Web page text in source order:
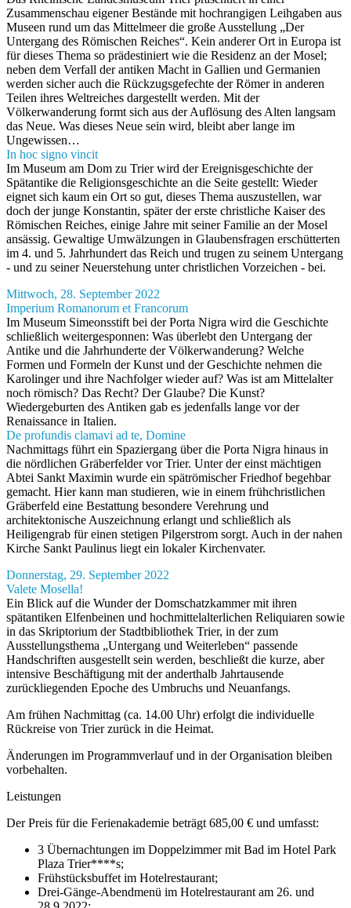
Zusammenschau eigener Bestände mit hochrangigen Leihgaben aus
Museen rund um das Mittelmeer die große Ausstellung „Der
Untergang des Römischen Reiches“. Kein anderer Ort in Europa ist
für dieses Thema so prädestiniert wie die Residenz an der Mosel;
neben dem Verfall der antiken Macht in Gallien und Germanien
werden sicher auch die Rückzugsgefechte der Römer in anderen
Teilen ihres Weltreiches dargestellt werden. Mit der
Völkerwanderung formt sich aus der Auflösung des Alten langsam
das Neue. Was dieses Neue sein wird, bleibt aber lange im
Ungewissen…
In hoc signo vincit
Im Museum am Dom zu Trier wird der Ereignisgeschichte der
Spätantike die Religionsgeschichte an die Seite gestellt: Wieder
eignet sich kaum ein Ort so gut, dieses Thema auszustellen, war
doch der junge Konstantin, später der erste christliche Kaiser des
Römischen Reiches, einige Jahre mit seiner Familie an der Mosel
ansässig. Gewaltige Umwälzungen in Glaubensfragen erschütterten
im 4. und 5. Jahrhundert das Reich und trugen zu seinem Untergang
- und zu seiner Neuerstehung unter christlichen Vorzeichen - bei.
Mittwoch, 28. September 2022
Imperium Romanorum et Francorum
Im Museum Simeonsstift bei der Porta Nigra wird die Geschichte
schließlich weitergesponnen: Was überlebt den Untergang der
Antike und die Jahrhunderte der Völkerwanderung? Welche
Formen und Formeln der Kunst und der Geschichte nehmen die
Karolinger und ihre Nachfolger wieder auf? Was ist am Mittelalter
noch römisch? Das Recht? Der Glaube? Die Kunst?
Wiedergeburten des Antiken gab es jedenfalls lange vor der
Renaissance in Italien.
De profundis clamavi ad te, Domine
Nachmittags führt ein Spaziergang über die Porta Nigra hinaus in
die nördlichen Gräberfelder vor Trier. Unter der einst mächtigen
Abtei Sankt Maximin wurde ein spätrömischer Friedhof begehbar
gemacht. Hier kann man studieren, wie in einem frühchristlichen
Gräberfeld eine Bestattung besondere Verehrung und
architektonische Auszeichnung erlangt und schließlich als
Heiligengrab für einen stetigen Pilgerstrom sorgt. Auch in der nahen
Kirche Sankt Paulinus liegt ein lokaler Kirchenvater.
Donnerstag, 29. September 2022
Valete Mosella!
Ein Blick auf die Wunder der Domschatzkammer mit ihren
spätantiken Elfenbeinen und hochmittelalterlichen Reliquiaren sowie
in das Skriptorium der Stadtbibliothek Trier, in der zum
Ausstellungsthema „Untergang und Weiterleben“ passende
Handschriften ausgestellt sein werden, beschließt die kurze, aber
intensive Beschäftigung mit der anderthalb Jahrtausende
zurückliegenden Epoche des Umbruchs und Neuanfangs.
Am frühen Nachmittag (ca. 14.00 Uhr) erfolgt die individuelle
Rückreise von Trier zurück in die Heimat.
Änderungen im Programmverlauf und in der Organisation bleiben
vorbehalten.
Leistungen
Der Preis für die Ferienakademie beträgt 685,00 € und umfasst:
3 Übernachtungen im Doppelzimmer mit Bad im Hotel Park
Plaza Trier****s;
Frühstücksbuffet im Hotelrestaurant;
Drei-Gänge-Abendmenü im Hotelrestaurant am 26. und